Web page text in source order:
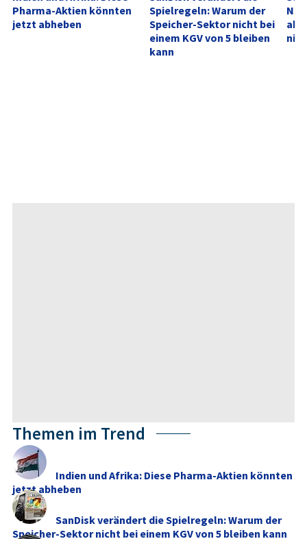
Pharma-Aktien könnten
jetzt abheben
Spielregeln: Warum der
Speicher-Sektor nicht bei
einem KGV von 5 bleiben
kann
Themen im Trend
Indien und Afrika: Diese Pharma-Aktien könnten
jetzt abheben
SanDisk verändert die Spielregeln: Warum der
Speicher-Sektor nicht bei einem KGV von 5 bleiben kann